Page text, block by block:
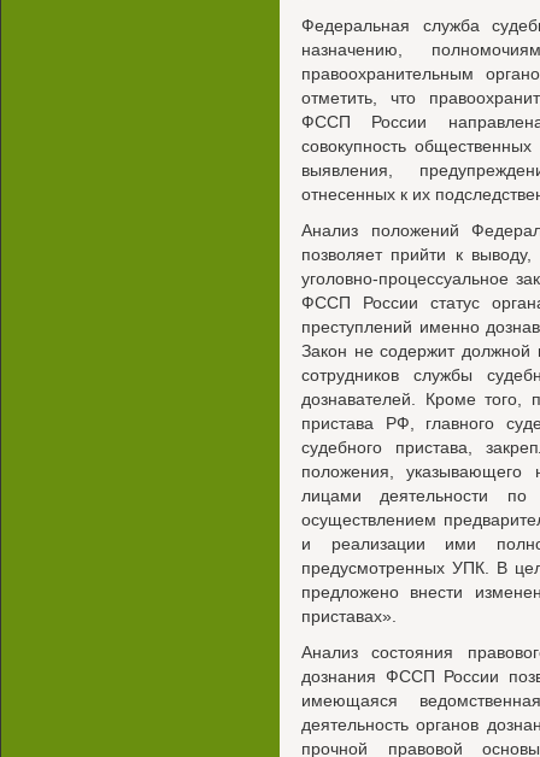
Федеральная служба
назначению,
правоохранительным
отметить, что
ФССП России
совокупность
выявления,
отнесенных к их
Анализ положений
позволяет прийти к
уголовно-процессуальное
ФССП России статус
преступлений именно
Закон не содержит должной
сотрудников службы
дознавателей. Кроме того,
пристава РФ, главного
судебного пристава,
положения, указывающего
лицами деятельности
осуществлением
и реализации ими
предусмотренных УПК. В
предложено внести
приставах».
Анализ состояния
дознания ФССП России
имеющаяся
деятельность органов
прочной правовой